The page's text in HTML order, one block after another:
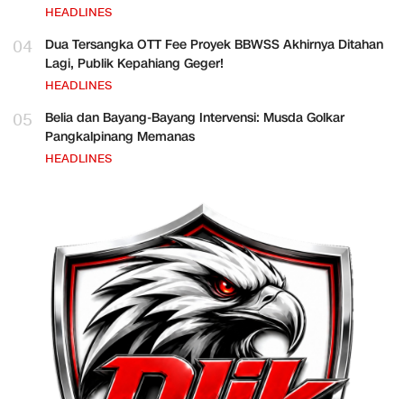
HEADLINES
04
Dua Tersangka OTT Fee Proyek BBWSS Akhirnya Ditahan
Lagi, Publik Kepahiang Geger!
HEADLINES
05
Belia dan Bayang-Bayang Intervensi: Musda Golkar
Pangkalpinang Memanas
HEADLINES